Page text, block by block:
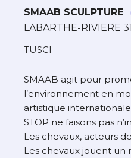
À propos
de cette annonce
Lieu où se
LABARTHE-
SMAAB SCULPTURE
LABARTHE-RIVIERE
TUSCI
SMAAB agit pour
l’environnement en
artistique
STOP ne faisons pas
Les chevaux, acteurs
Les chevaux jouent un